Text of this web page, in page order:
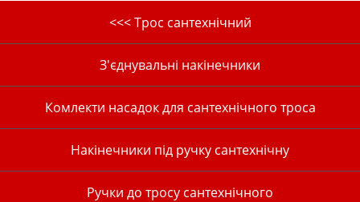
<<< Трос сантехнічний
З'єднувальні накінечники
Комлекти насадок для сантехнічного троса
Накінечники під ручку сантехнічну
Ручки до тросу сантехнічного